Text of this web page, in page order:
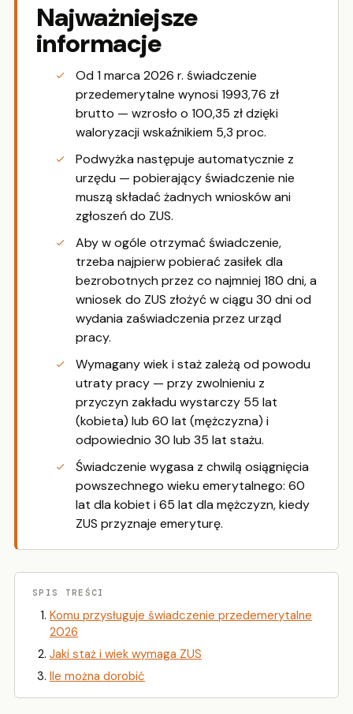
Najważniejsze
informacje
Od 1 marca 2026 r. świadczenie
przedemerytalne wynosi 1993,76 zł
brutto — wzrosło o 100,35 zł dzięki
waloryzacji wskaźnikiem 5,3 proc.
Podwyżka następuje automatycznie z
urzędu — pobierający świadczenie nie
muszą składać żadnych wniosków ani
zgłoszeń do ZUS.
Aby w ogóle otrzymać świadczenie,
trzeba najpierw pobierać zasiłek dla
bezrobotnych przez co najmniej 180 dni, a
wniosek do ZUS złożyć w ciągu 30 dni od
wydania zaświadczenia przez urząd
pracy.
Wymagany wiek i staż zależą od powodu
utraty pracy — przy zwolnieniu z
przyczyn zakładu wystarczy 55 lat
(kobieta) lub 60 lat (mężczyzna) i
odpowiednio 30 lub 35 lat stażu.
Świadczenie wygasa z chwilą osiągnięcia
powszechnego wieku emerytalnego: 60
lat dla kobiet i 65 lat dla mężczyzn, kiedy
ZUS przyznaje emeryturę.
SPIS TREŚCI
Komu przysługuje świadczenie przedemerytalne
2026
Jaki staż i wiek wymaga ZUS
Ile można dorobić